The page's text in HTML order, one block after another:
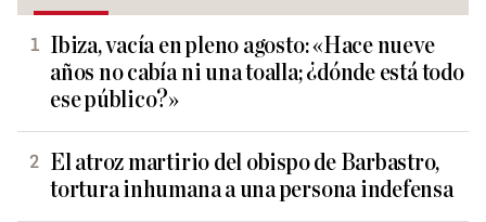
Ibiza, vacía en pleno agosto: «Hace nueve
años no cabía ni una toalla; ¿dónde está todo
ese público?»
El atroz martirio del obispo de Barbastro,
tortura inhumana a una persona indefensa